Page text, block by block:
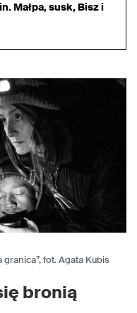
Małpa, susk, Bisz i
fot. Agata Kubis
bronią